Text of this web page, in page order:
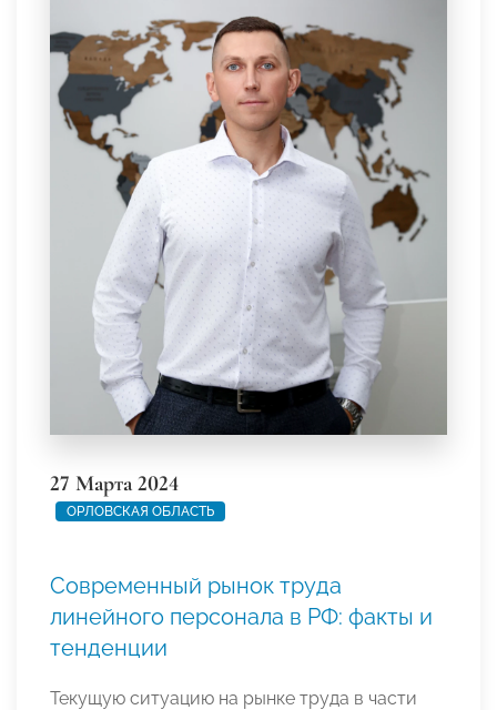
27 Марта 2024
ОРЛОВСКАЯ ОБЛАСТЬ
Современный рынок труда
линейного персонала в РФ: факты и
тенденции
Текущую ситуацию на рынке труда в части